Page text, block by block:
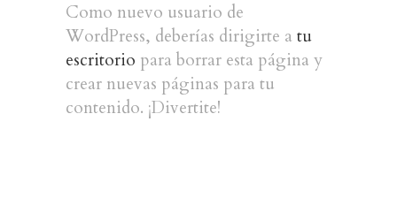
Como nuevo usuario de
WordPress, deberías dirigirte a tu
escritorio para borrar esta página y
crear nuevas páginas para tu
contenido. ¡Divertite!